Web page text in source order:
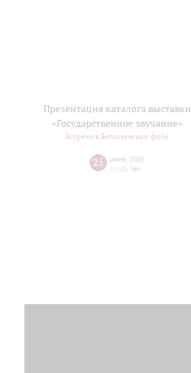
Презентация каталога выставки
«Государственное звучание»
Встречи в Бетховенском фойе
25 июня 2026
14:00 Чт